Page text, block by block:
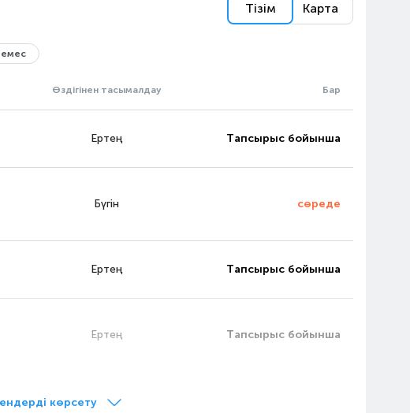
Тізім Карта
Өздігінен тасымалдау Бар
Ертең Тапсырыс бойынша
Бүгін сөреде
Ертең Тапсырыс бойынша
Ертең Тапсырыс бойынша
Ертең
көрсету